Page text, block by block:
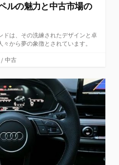
ルの魅力と中古市場の
ドは、その洗練されたデザインと卓
から夢の象徴とされています。
/ 中古